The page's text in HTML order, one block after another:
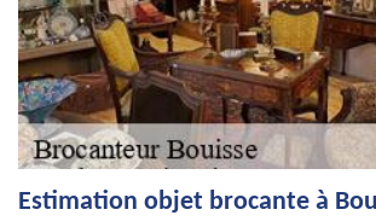
Estimation objet brocante à